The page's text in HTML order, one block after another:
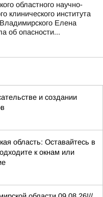
областного научно-
клинического института
Елена
об опасности...
и создании
область: Оставайтесь в
к окнам или